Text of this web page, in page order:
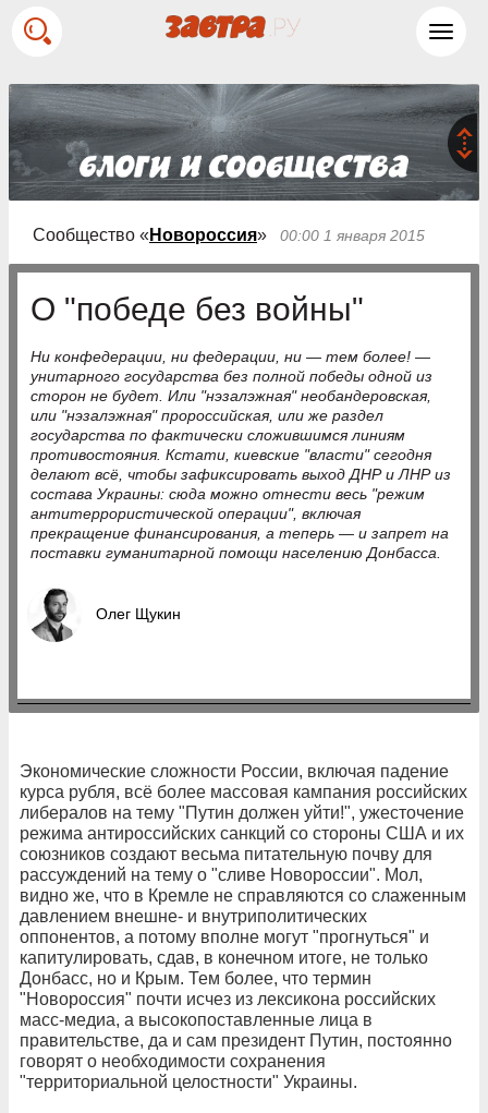
Сообщество « Новороссия» 00:00 1 января 2015
О "победе без войны"
Ни конфедерации, ни федерации, ни — тем более! —
унитарного государства без полной победы одной из
сторон не будет. Или "нэзалэжная" необандеровская,
или "нэзалэжная" пророссийская, или же раздел
государства по фактически сложившимся линиям
противостояния. Кстати, киевские "власти" сегодня
делают всё, чтобы зафиксировать выход ДНР и ЛНР из
состава Украины: сюда можно отнести весь "режим
антитеррористической операции", включая
прекращение финансирования, а теперь — и запрет на
поставки гуманитарной помощи населению Донбасса.
Олег Щукин
Экономические сложности России, включая падение
курса рубля, всё более массовая кампания российских
либералов на тему "Путин должен уйти!", ужесточение
режима антироссийских санкций со стороны США и их
союзников создают весьма питательную почву для
рассуждений на тему о "сливе Новороссии". Мол,
видно же, что в Кремле не справляются со слаженным
давлением внешне- и внутриполитических
оппонентов, а потому вполне могут "прогнуться" и
капитулировать, сдав, в конечном итоге, не только
Донбасс, но и Крым. Тем более, что термин
"Новороссия" почти исчез из лексикона российских
масс-медиа, а высокопоставленные лица в
правительстве, да и сам президент Путин, постоянно
говорят о необходимости сохранения
"территориальной целостности" Украины.